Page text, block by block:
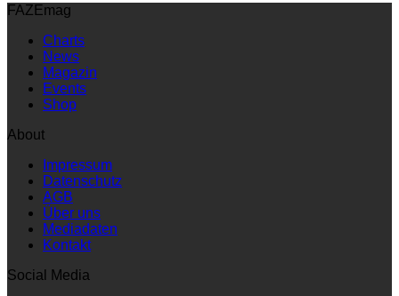
FAZEmag
Charts
News
Magazin
Events
Shop
About
Impressum
Datenschutz
AGB
Über uns
Mediadaten
Kontakt
Social Media